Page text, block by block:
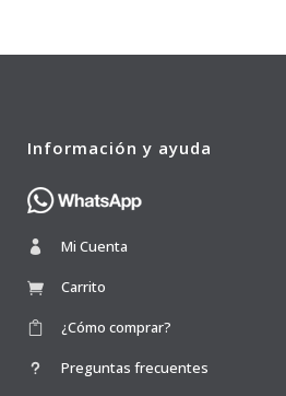
Información y ayuda
Mi Cuenta
Carrito
¿Cómo comprar?
Preguntas frecuentes